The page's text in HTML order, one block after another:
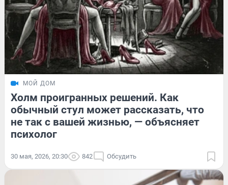
МОЙ ДОМ
Холм проигранных решений. Как
обычный стул может рассказать, что
не так с вашей жизнью, — объясняет
психолог
30 мая, 2026, 20:30 842 Обсудить